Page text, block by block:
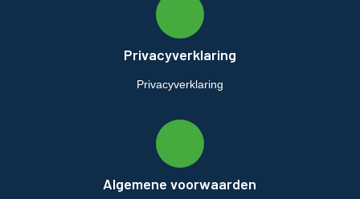
Privacyverklaring
Privacyverklaring
Algemene voorwaarden